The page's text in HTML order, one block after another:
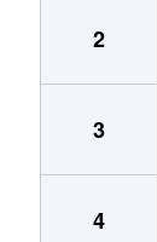
2
3
4